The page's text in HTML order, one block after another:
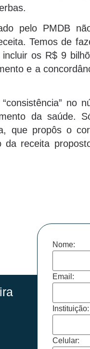
pelo PMDB
Temos de
os R$ 9
e a
no
da saúde.
que propôs o
da receita
Nome:
Email:
Instituição:
Celular: